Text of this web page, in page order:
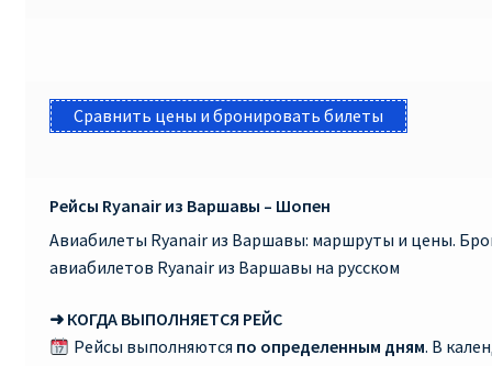
РАЙАНЭЙР НА РУССКОМ | КНФТФШК
РЕГИСТРАЦИЯ НА РЕЙС RYANAIR
Регистрация ребенка на рейс RYANAIR
Сравнить цены и бронировать билеты
Рейсы Ryanair из Варшавы – Шопен
Авиабилеты Ryanair из Варшавы: маршруты и цены.
авиабилетов Ryanair из Варшавы на русском
➜ КОГДА ВЫПОЛНЯЕТСЯ РЕЙС
Рейсы выполняются по определенным дням. В